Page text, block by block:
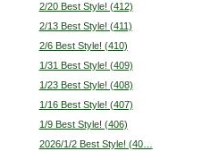
2/20 Best Style! (412)
2/13 Best Style! (411)
2/6 Best Style! (410)
1/31 Best Style! (409)
1/23 Best Style! (408)
1/16 Best Style! (407)
1/9 Best Style! (406)
2026/1/2 Best Style! (40…